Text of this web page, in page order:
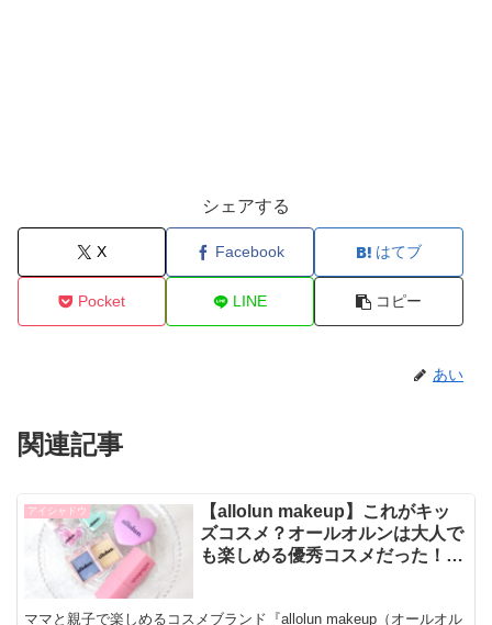
シェアする
X Facebook はてブ
Pocket LINE コピー
あい
関連記事
アイシャドウ
【allolun makeup】これがキッ
ズコスメ？オールオルンは大人で
も楽しめる優秀コスメだった！
ママと親子で楽しめるコスメブランド『allolun makeup（オールオル